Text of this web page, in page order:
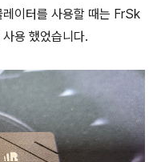
이터를 사용할 때는 FrSk
용 했었습니다.